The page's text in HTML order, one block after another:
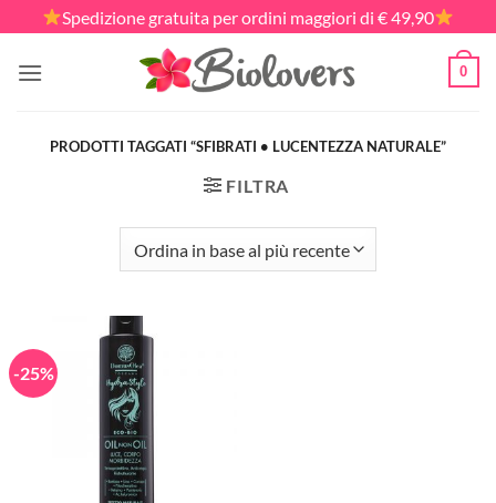
ai
contenuti
Spedizione gratuita per ordini maggiori di € 49,90
0
PRODOTTI TAGGATI “SFIBRATI • LUCENTEZZA NATURALE”
FILTRA
-25%